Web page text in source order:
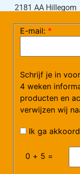
2181 AA Hillegom
(maandag –
Mail:
Werken bij Arvem?
E-mail: *
Schrijf je in
4 weken
producten en
verwijzen wij
Ik ga
0 + 5 =